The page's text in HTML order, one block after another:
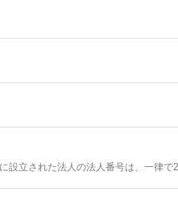
設立された法人の法人番号は、一律で